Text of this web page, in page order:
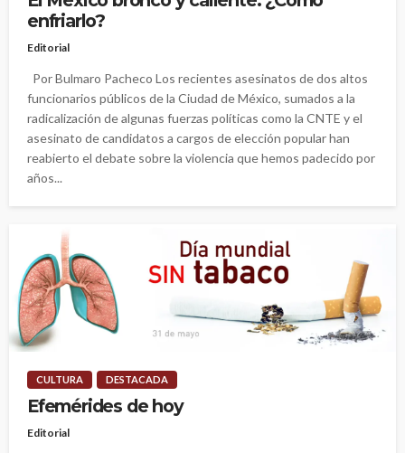
enfriarlo?
Editorial
Por Bulmaro Pacheco Los recientes asesinatos de dos altos
funcionarios públicos de la Ciudad de México, sumados a la
radicalización de algunas fuerzas políticas como la CNTE y el
asesinato de candidatos a cargos de elección popular han
reabierto el debate sobre la violencia que hemos padecido por
años...
CULTURA DESTACADA
Efemérides de hoy
Editorial